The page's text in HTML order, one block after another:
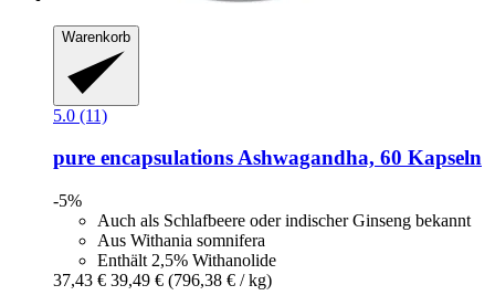
Warenkorb
5.0 (11)
pure encapsulationsAshwagandha, 60 Kapseln
-5%
Auch als Schlafbeere oder indischer Ginseng bekannt
Aus Withania somnifera
Enthält 2,5% Withanolide
37,43 € 39,49 € (796,38 € / kg)